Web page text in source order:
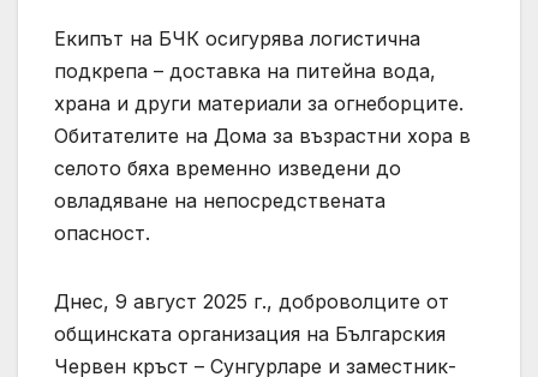
Екипът на БЧК осигурява логистична
подкрепа – доставка на питейна вода,
храна и други материали за огнеборците.
Обитателите на Дома за възрастни хора в
селото бяха временно изведени до
овладяване на непосредствената
опасност.
Днес, 9 август 2025 г., доброволците от
общинската организация на Българския
Червен кръст – Сунгурларе и заместник-